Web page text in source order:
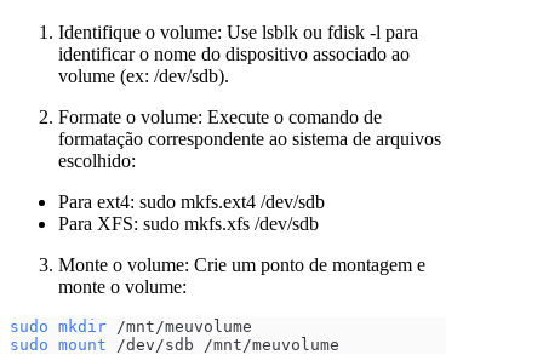
Identifique o volume: Use lsblk ou fdisk -l para
identificar o nome do dispositivo associado ao
volume (ex: /dev/sdb).
Formate o volume: Execute o comando de
formatação correspondente ao sistema de arquivos
escolhido:
Para ext4: sudo mkfs.ext4 /dev/sdb
Para XFS: sudo mkfs.xfs /dev/sdb
Monte o volume: Crie um ponto de montagem e
monte o volume:
sudo mkdir /mnt/meuvolume
sudo mount /dev/sdb /mnt/meuvolume